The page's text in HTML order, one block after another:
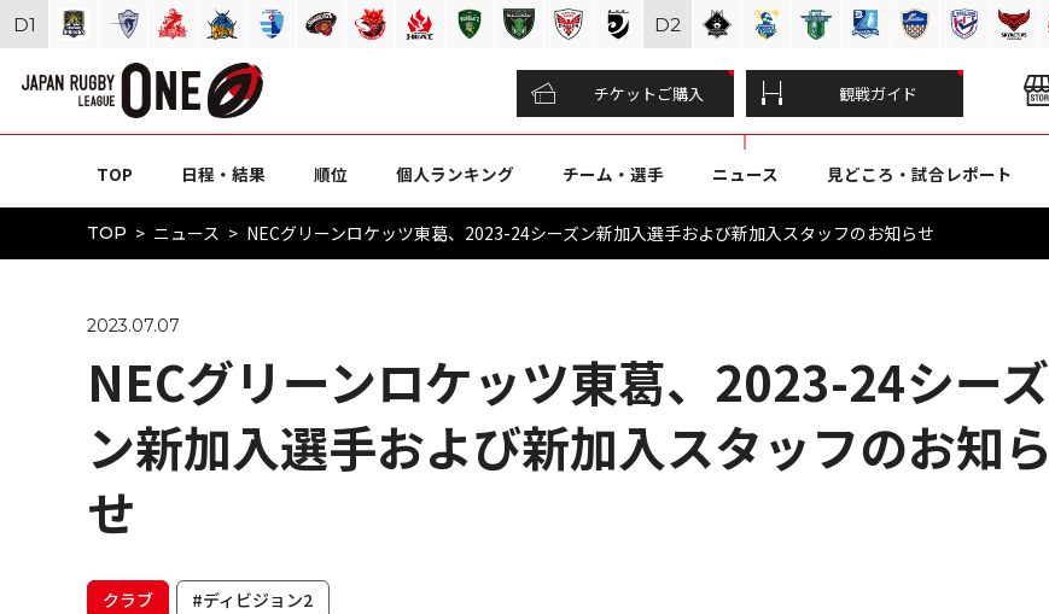
チケットご購入 観戦ガイド
TOP 日程・結果 順位 個人ランキング チーム・選手 ニュース 見どころ・試合レポート
TOP ニュース NECグリーンロケッツ東葛、2023-24シーズン新加入選手および新加入スタッフのお知らせ
2023.07.07
NECグリーンロケッツ東葛、2023-24シーズ
ン新加入選手および新加入スタッフのお知ら
せ
クラブ #ディビジョン2
D1 D2